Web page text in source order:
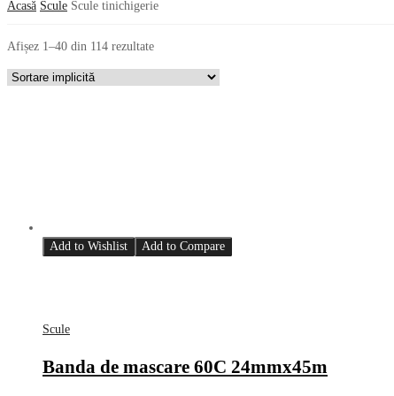
Acasă Scule Scule tinichigerie
Afișez 1–40 din 114 rezultate
Add to Wishlist Add to Compare
Scule
Banda de mascare 60C 24mmx45m